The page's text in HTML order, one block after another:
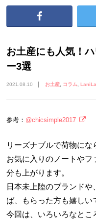
お土産にも人気！
ー3選
2021.08.10 お土産 コラム
参考： @chicsimple2017
リーズナブルで荷物に
お気に入りのノートや
分も上がります。
日本未上陸のブランド
ば、もらった方も嬉しい
今回は、いろいろなとこ